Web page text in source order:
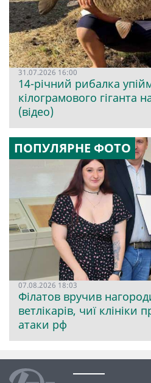
31.07.2026 16:00
14-річний рибалка
кілограмового гіганта
(відео)
ПОПУЛЯРНЕ ФОТО
07.08.2026 18:03
Філатов вручив
ветлікарів, чиї
атаки рф